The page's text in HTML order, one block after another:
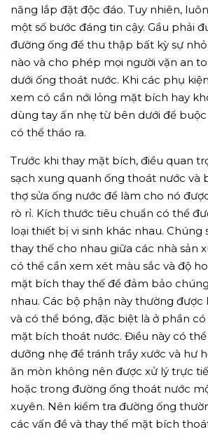
năng lắp đặt độc đáo. Tuy nhiên,
một số bước đáng tin cậy. Gầu phải
đường ống để thu thập bất kỳ sự
nào và cho phép mọi người vặn an
dưới ống thoát nước. Khi các phụ
xem có cần nới lỏng mặt bích hay
dùng tay ấn nhẹ từ bên dưới để
có thể tháo ra.
Trước khi thay mặt bích, điều quan
sạch xung quanh ống thoát nước và
thợ sửa ống nước để làm cho nó
rò rỉ. Kích thước tiêu chuẩn có thể
loại thiết bị vi sinh khác nhau. Chúng
thay thế cho nhau giữa các nhà sản
có thể cần xem xét màu sắc và độ
mặt bích thay thế để đảm bảo
nhau. Các bộ phận này thường được
và có thể bóng, đặc biệt là ở phần
mặt bích thoát nước. Điều này có
dưỡng nhẹ để tránh trầy xước và hư
ăn mòn không nên được xử lý trực
hoặc trong đường ống thoát nước
xuyên. Nên kiểm tra đường ống
các vấn đề và thay thế mặt bích